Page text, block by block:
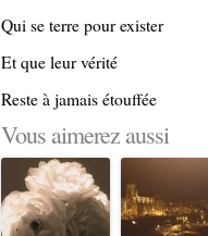
Qui se terre pour exister
Et que leur vérité
Reste à jamais étouffée
Vous aimerez aussi